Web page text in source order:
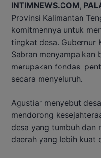
INTIMNEWS.COM,
Provinsi Kalimantan
komitmennya untuk
tingkat desa. Gubernur
Sabran menyampaikan
merupakan fondasi
secara menyeluruh.
Agustiar menyebut
mendorong
desa yang tumbuh dan
daerah yang lebih kuat